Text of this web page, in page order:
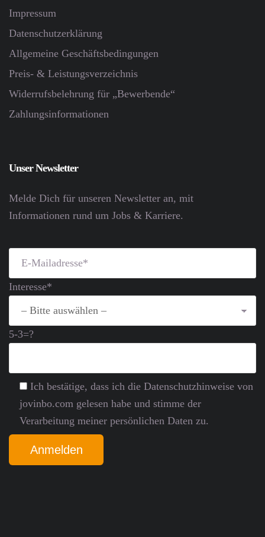
Impressum
Datenschutz­erklärung
Allgemeine Geschäftsbedingungen
Preis- & Leistungsverzeichnis
Widerrufsbelehrung für „Bewerbende“
Zahlungsinformationen
Unser Newsletter
Melde Dich für unseren Newsletter an, mit
Informationen rund um Jobs & Karriere.
Interesse*
5-3=?
Ich bestätige, dass ich die Datenschutz­hinweise von
jovinbo.com gelesen habe und stimme der
Verarbeitung meiner persönlichen Daten zu.